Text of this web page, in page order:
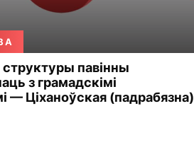
павінны
з грамадскімі
— Ціханоўская (падрабязна)